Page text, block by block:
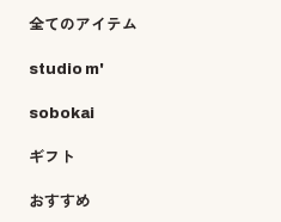
全てのアイテム
studio m'
sobokai
ギフト
おすすめ